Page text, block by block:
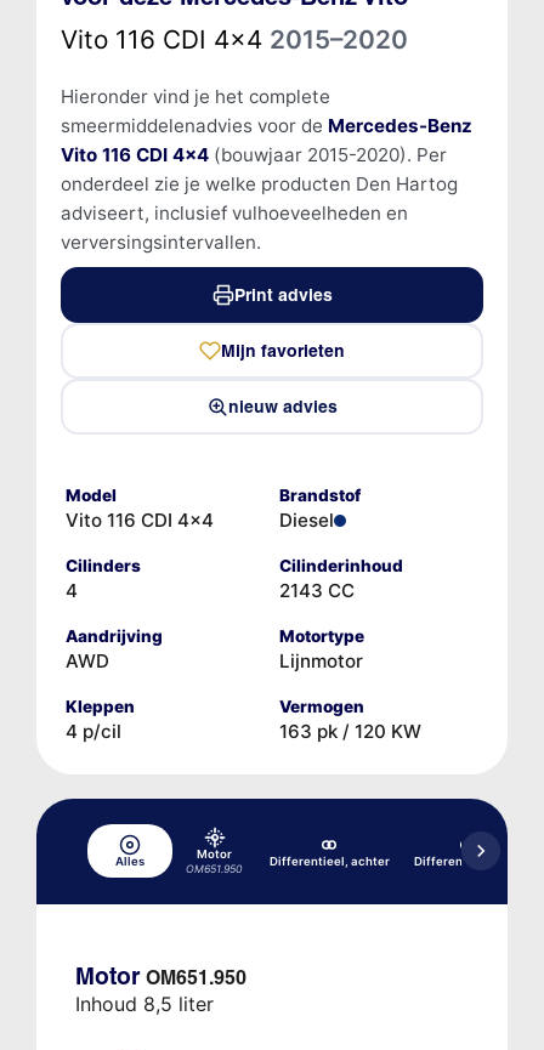
Vito 116 CDI 4x4 2015–2020
Hieronder vind je het complete
smeermiddelenadvies voor de Mercedes-Benz
Vito 116 CDI 4x4(bouwjaar 2015-2020). Per
onderdeel zie je welke producten Den Hartog
adviseert, inclusief vulhoeveelheden en
verversingsintervallen.
Print advies
Mijn favorieten
nieuw advies
Model
Vito 116 CDI 4x4
Brandstof
Diesel
Cilinders
4
Cilinderinhoud
2143 CC
Aandrijving
AWD
Motortype
Lijnmotor
Kleppen
4 p/cil
Vermogen
163 pk / 120 KW
Alles
Motor
OM651.950
Differentieel, achter Differentieel, voor
Motor OM651.950
Inhoud 8,5 liter